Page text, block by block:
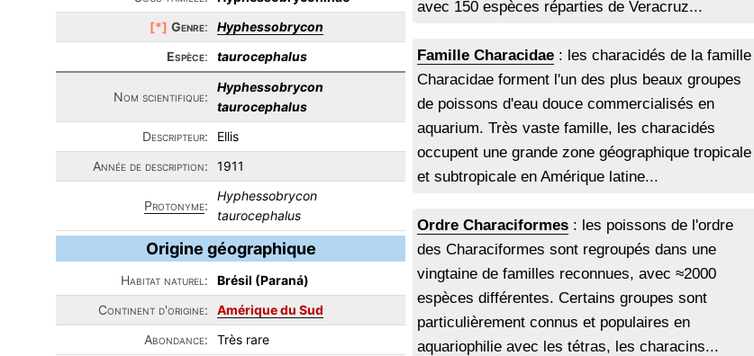
[*] Genre:
Hyphessobrycon
Espèce: taurocephalus
Nom scientifique:
Hyphessobrycon
taurocephalus
Descripteur:
Ellis
Année de description:
1911
Protonyme:
Hyphessobrycon
taurocephalus
Origine géographique
Habitat naturel:
Brésil (Paraná)
Continent d'origine:
Amérique du Sud
Abondance:
Très rare
avec 150 espèces réparties de Veracruz...
Famille Characidae : les characidés de la famille
Characidae forment l'un des plus beaux groupes
de poissons d'eau douce commercialisés en
aquarium. Très vaste famille, les characidés
occupent une grande zone géographique tropicale
et subtropicale en Amérique latine...
Ordre Characiformes : les poissons de l'ordre
des Characiformes sont regroupés dans une
vingtaine de familles reconnues, avec ≈2000
espèces différentes. Certains groupes sont
particulièrement connus et populaires en
aquariophilie avec les tétras, les characins...